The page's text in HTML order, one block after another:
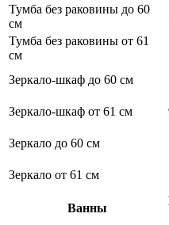
Тумба без раковины до 60
см
Тумба без раковины от 61
см
Зеркало-шкаф до 60 см
Зеркало-шкаф от 61 см
Зеркало до 60 см
Зеркало от 61 см
Ванны